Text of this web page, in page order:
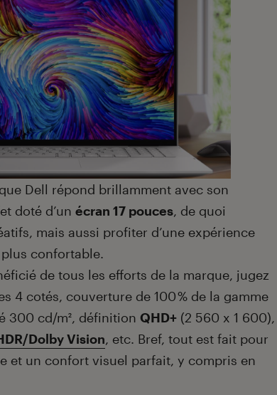
Dell répond brillamment avec son
doté d’un écran 17 pouces, de quoi
mais aussi profiter d’une expérience
confortable.
de tous les efforts de la marque, jugez
4 cotés, couverture de 100 % de la gamme
300 cd/m², définition QHD+ (2 560 x 1 600),
Dolby Vision, etc. Bref, tout est fait pour
et un confort visuel parfait, y compris en